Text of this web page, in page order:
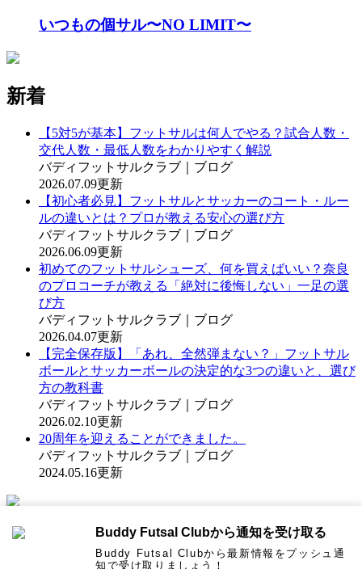
いつもの個サル〜NO LIMIT〜
新着
【5対5が基本】フットサルは何人でやる？試合人数・
交代人数・最低人数をわかりやすく解説
バディフットサルクラブ｜ブログ
2026.07.09更新
【初心者必見】フットサルとサッカーのコート・ルー
ルの違いとは？プロが教える安心の選び方
バディフットサルクラブ｜ブログ
2026.06.09更新
初めてのフットサルシューズ、何を買えばいい？奈良
のプロコーチが教える「絶対に後悔しない」一足の選
び方
バディフットサルクラブ｜ブログ
2026.04.07更新
【完全保存版】「あれ、全然弾まない？」フットサル
ボールとサッカーボールの決定的な3つの違いと、選び
方の教科書
バディフットサルクラブ｜ブログ
2026.02.10更新
20周年を迎えることができました。
バディフットサルクラブ｜ブログ
2024.05.16更新
WEBコート予約はBuddy Futsal Clubから通知を受け取る
Buddy Futsal Clubから最新情報をプッシュ通
知で受け取りましょう！